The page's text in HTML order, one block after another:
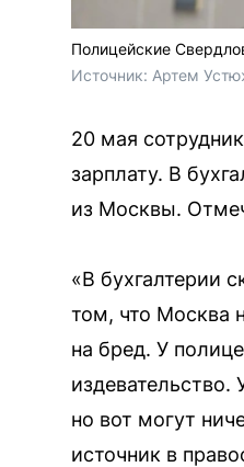
Полицейские
Источник: Артем
20 мая
зарплату. В
из Москвы.
«В бухгалтерии
том, что Москва
на бред. У
но вот могут
источник в